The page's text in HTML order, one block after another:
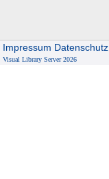
Impressum Datenschutz
Visual Library Server 2026